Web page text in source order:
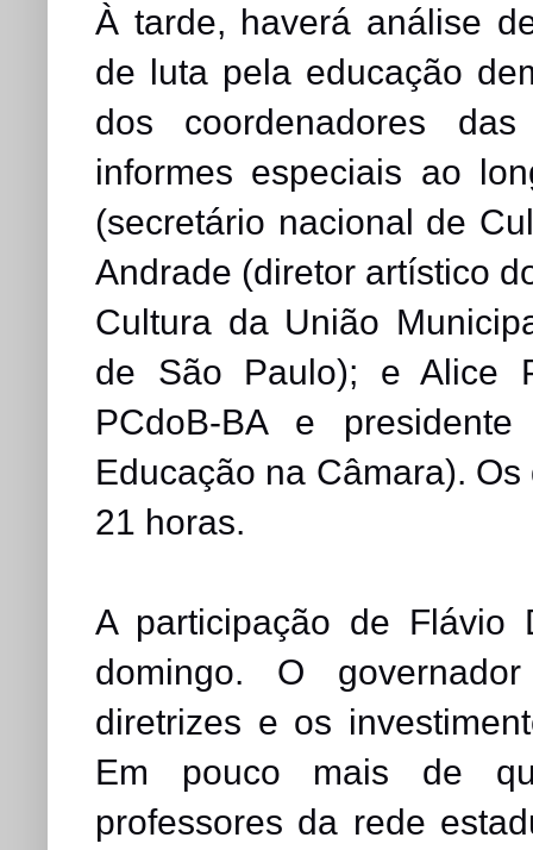
À tarde, haverá análise
de luta pela educação
dos coordenadores
informes especiais ao
(secretário nacional de
Andrade (diretor artístico
Cultura da União
de São Paulo); e Alice
PCdoB-BA e
Educação na Câmara).
21 horas.
A participação de
domingo. O
diretrizes e os
Em pouco mais de
professores da rede